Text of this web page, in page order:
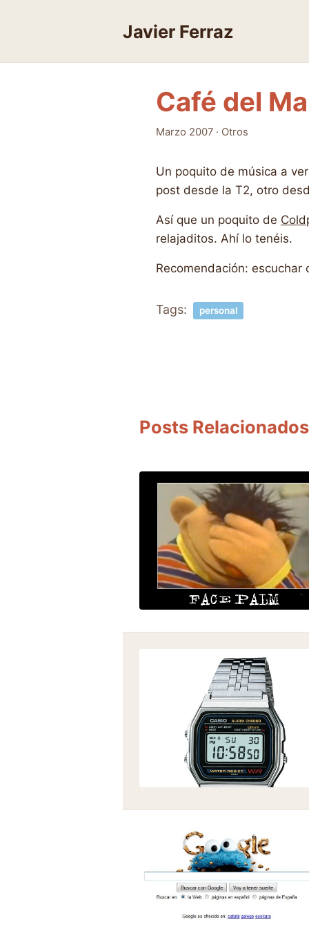
Javier Ferraz
Café del
Marzo 2007 · Otros
Un poquito de música a
post desde la T2, otro
Así que un poquito de
relajaditos. Ahí lo tenéis.
Recomendación:
Tags: personal
Posts Relacionados